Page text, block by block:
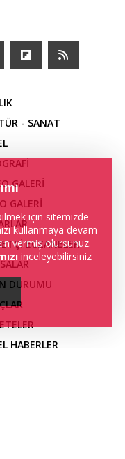
- SANAT
GALERİ
GALERİ
ECZANELER
DURUMU
HABERLER
için sitemizde
kullanmaya devam
vermiş olursunuz.
inceleyebilirsiniz